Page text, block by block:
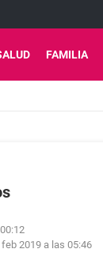
FAMILIA
2019 a las 05:46